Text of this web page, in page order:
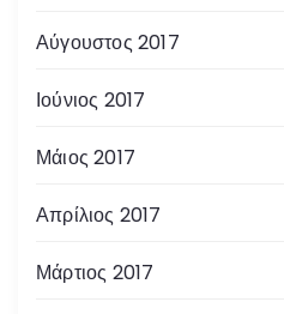
Αύγουστος 2017
Ιούνιος 2017
Μάιος 2017
Απρίλιος 2017
Μάρτιος 2017